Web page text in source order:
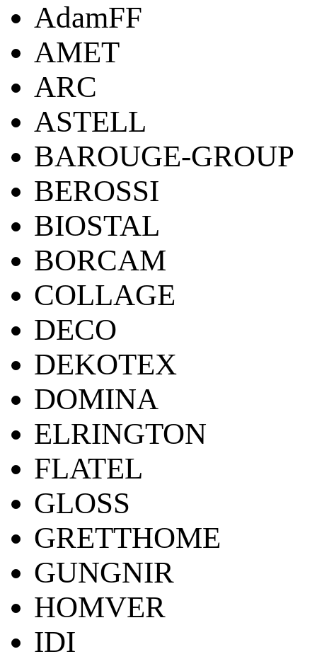
AdamFF
AMET
ARC
ASTELL
BAROUGE-GROUP
BEROSSI
BIOSTAL
BORCAM
COLLAGE
DECO
DEKOTEX
DOMINA
ELRINGTON
FLATEL
GLOSS
GRETTHOME
GUNGNIR
HOMVER
IDI